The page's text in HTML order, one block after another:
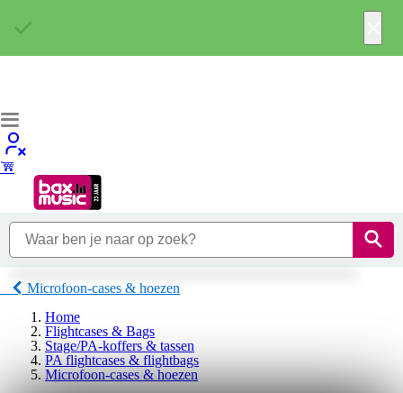
Microfoon-cases & hoezen
Home
Flightcases & Bags
Stage/PA-koffers & tassen
PA flightcases & flightbags
Microfoon-cases & hoezen